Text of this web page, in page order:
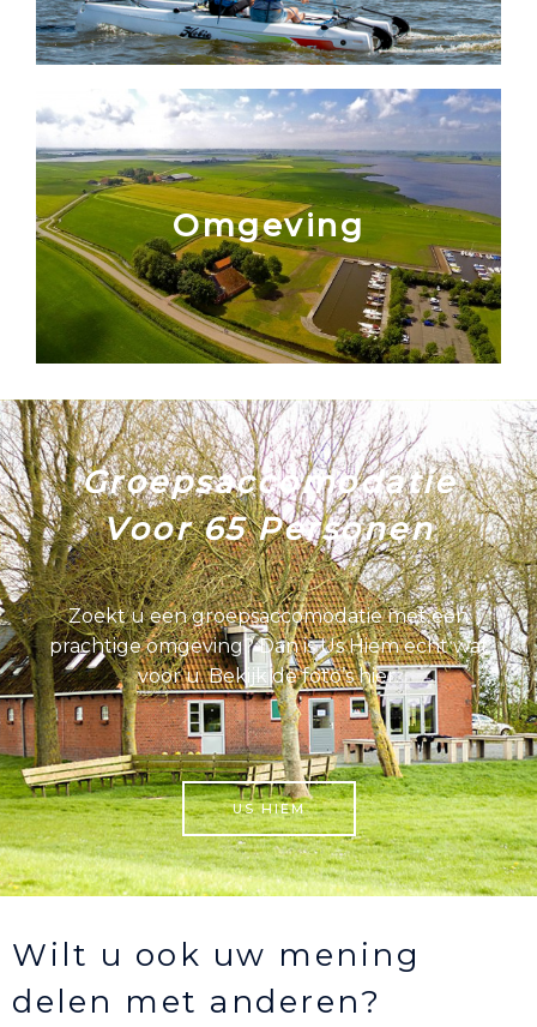
Omgeving
Groepsaccomodatie
Voor 65 Personen
Zoekt u een groepsaccomodatie met een
prachtige omgeving? Dan is Us Hiem echt wat
voor u. Bekijk de foto’s hier.
US HIEM
Wilt u ook uw mening
delen met anderen?